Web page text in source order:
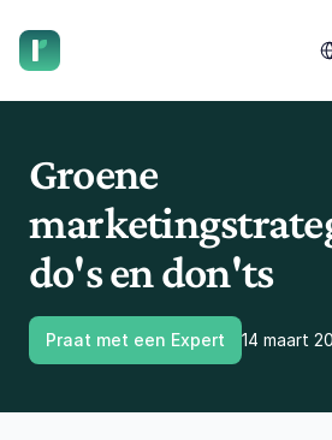
Groene
do's en don'ts
Praat met een Expert 14 maart